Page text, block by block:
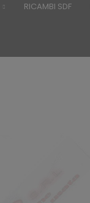
RICAMBI SDF